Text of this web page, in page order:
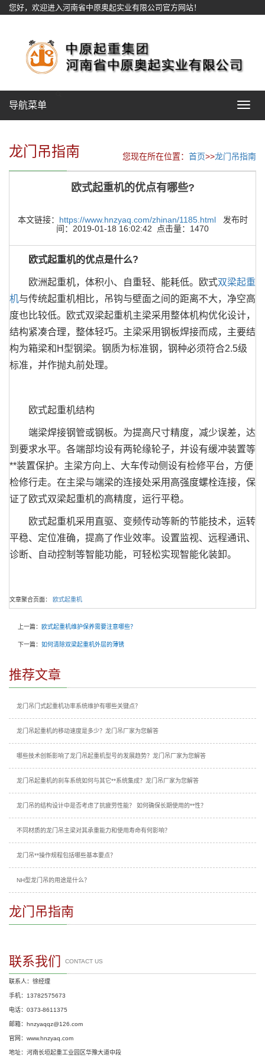
您好，欢迎进入河南省中原奥起实业有限公司官方网站！
Toggle
导航菜单
龙门吊指南 您现在所在位置： 首页>>龙门吊指南
欧式起重机的优点有哪些?
本文链接： https://www.hnzyaq.com/zhinan/1185.html发布时
间：2019-01-18 16:02:42 点击量：1470
欧式起重机的优点是什么?
欧洲起重机，体积小、自重轻、能耗低。欧式双梁起重
机与传统起重机相比，吊钩与壁面之间的距离不大，净空高
度也比较低。欧式双梁起重机主梁采用整体机构优化设计，
结构紧凑合理，整体轻巧。主梁采用钢板焊接而成，主要结
构为箱梁和H型钢梁。钢质为标准钢，钢种必须符合2.5级
标准，并作抛丸前处理。
欧式起重机结构
端梁焊接钢管或钢板。为提高尺寸精度，减少误差，达
到要求水平。各端部均设有两轮缘轮子，并设有缓冲装置等
**装置保护。主梁方向上、大车传动侧设有检修平台，方便
检修行走。在主梁与端梁的连接处采用高强度螺栓连接，保
证了欧式双梁起重机的高精度，运行平稳。
欧式起重机采用直驱、变频传动等新的节能技术，运转
平稳、定位准确，提高了作业效率。设置监视、远程通讯、
诊断、自动控制等智能功能，可轻松实现智能化装卸。
文章聚合页面： 欧式起重机
上一篇： 欧式起重机维护保养需要注意哪些？
下一篇： 如何清除双梁起重机外层的薄锈
推荐文章
龙门吊门式起重机功率系统维护有哪些关键点？
龙门吊起重机的移动速度是多少？龙门吊厂家为您解答
哪些技术创新影响了龙门吊起重机型号的发展趋势？龙门吊厂家为您解答
龙门吊起重机的刹车系统如何与其它**系统集成？龙门吊厂家为您解答
龙门吊的结构设计中是否考虑了抗疲劳性能？ 如何确保长期使用的**性？
不同材质的龙门吊主梁对其承重能力和使用寿命有何影响？
龙门吊**操作规程包括哪些基本要点？
NH型龙门吊的用途是什么？
龙门吊指南
联系我们 CONTACT US
联系人：徐经理
手机：13782575673
电话：0373-8611375
邮箱：hnzyaqqz@126.com
官网：www.hnzyaq.com
地址：河南长垣起重工业园区华豫大道中段